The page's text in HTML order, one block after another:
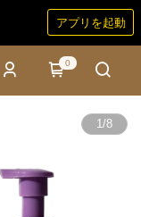
アプリを起動
0
1/8